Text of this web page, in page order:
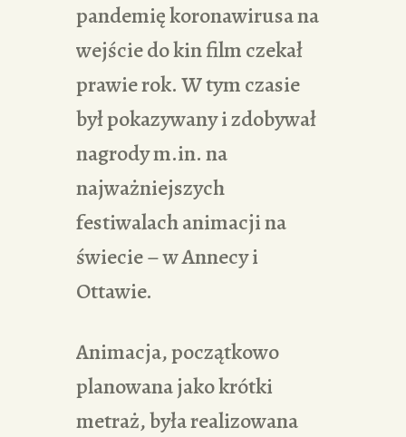
pandemię koronawirusa na
wejście do kin film czekał
prawie rok. W tym czasie
był pokazywany i zdobywał
nagrody m.in. na
najważniejszych
festiwalach animacji na
świecie – w Annecy i
Ottawie.
Animacja, początkowo
planowana jako krótki
metraż, była realizowana